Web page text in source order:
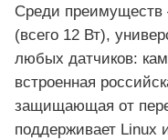
Среди преимуществ
(всего 12 Вт),
любых датчиков:
встроенная
защищающая от
поддерживает Linux